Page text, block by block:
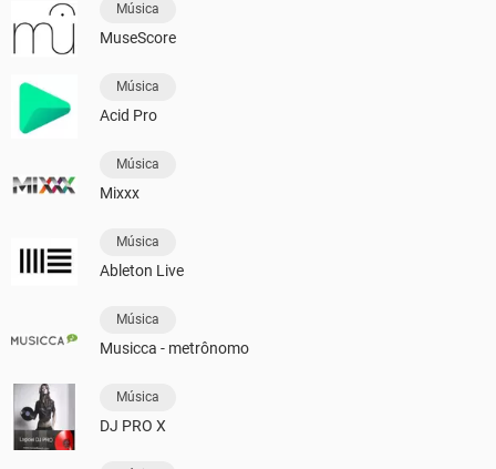
Música
MuseScore
Música
Acid Pro
Música
Mixxx
Música
Ableton Live
Música
Musicca - metrônomo
Música
DJ PRO X